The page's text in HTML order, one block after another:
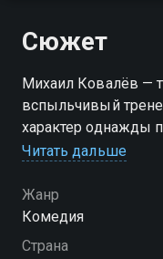
Сюжет
Михаил Ковалёв —
вспыльчивый
характер однажды
последствиям. Из-
теряет работу и
уровня большого
в Суперлиге, ему
Читать дальше
Жанр
Комедия
Страна